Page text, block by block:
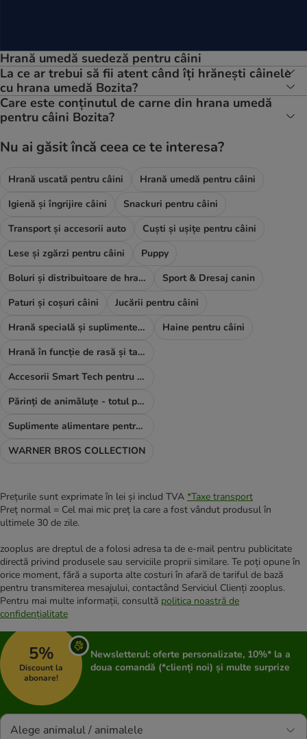
Hrană umedă suedeză pentru câini
La ce ar trebui să fii atent când îți hrănești câinele
cu hrana umedă Bozita?
Care este conținutul de carne din hrana umedă
pentru câini Bozita?
Nu ai găsit încă ceea ce te interesa?
Hrană uscată pentru câini
Hrană umedă pentru câini
Igienă și îngrijire câini
Snackuri pentru câini
Transport și accesorii auto
Cuști și ușițe pentru câini
Lese și zgărzi pentru câini
Puppy
Boluri și distribuitoare de hrană și apă
Sport & Dresaj canin
Paturi și coșuri câini
Jucării pentru câini
Hrană specială și suplimente alimentare
Haine pentru câini
Hrană în funcție de rasă și talie
Accesorii Smart Tech pentru câini
Părinți de animăluțe - totul pentru TINE
Suplimente alimentare pentru câini
WARNER BROS COLLECTION
Prețurile sunt exprimate în lei și includ TVA *Taxe transport
Preț normal = Cel mai mic preț la care a fost vândut produsul în
ultimele 30 de zile.
zooplus are dreptul de a folosi adresa ta de e-mail pentru publicitate
directă privind produsele sau serviciile proprii similare. Te poți opune în
orice moment, fără a suporta alte costuri în afară de tariful de bază
pentru transmiterea mesajului, contactând Serviciul Clienți zooplus.
Pentru mai multe informații, consultă politica noastră de
confidențialitate
5%
Discount la
abonare!
Newsletterul: oferte personalizate, 10%* la a
doua comandă (*clienți noi) și multe surprize
Alege animalul / animalele